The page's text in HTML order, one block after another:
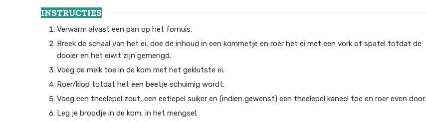
INSTRUCTIES
Verwarm alvast een pan op het fornuis.
Breek de schaal van het ei, doe de inhoud in een kommetje en roer het ei met een vork of spatel totdat de
dooier en het eiwit zijn gemengd.
Voeg de melk toe in de kom met het geklutste ei.
Roer/klop totdat het een beetje schuimig wordt.
Voeg een theelepel zout, een eetlepel suiker en (indien gewenst) een theelepel kaneel toe en roer even door.
Leg je broodje in de kom, in het mengsel.